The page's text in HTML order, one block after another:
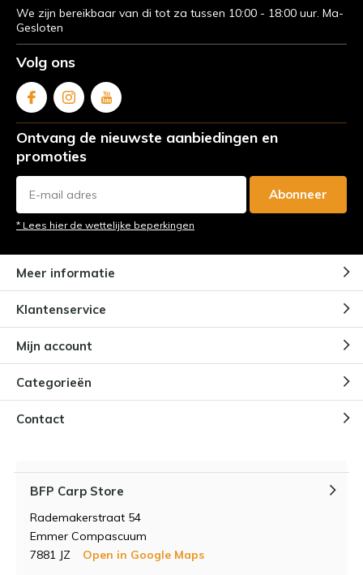
We zijn bereikbaar van di tot za tussen 10:00 - 18:00 uur. Ma-
Gesloten
Volg ons
Ontvang de nieuwste aanbiedingen en
promoties
Abonneer
* Lees hier de wettelijke beperkingen
Meer informatie
Klantenservice
Mijn account
Categorieën
Contact
BFP Carp Store
Rademakerstraat 54
Emmer Compascuum
7881 JZ
Open in Google Maps